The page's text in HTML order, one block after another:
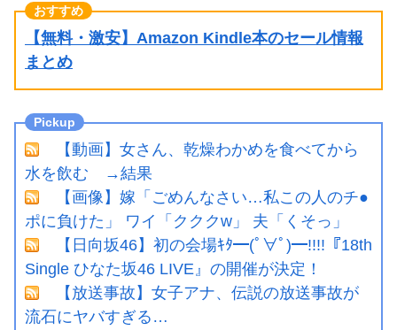
【無料・激安】Amazon Kindle本のセール情報
まとめ
【動画】女さん、乾燥わかめを食べてから
水を飲む →結果
【画像】嫁「ごめんなさい…私この人のチ●
ポに負けた」 ワイ「クククw」 夫「くそっ」
【日向坂46】初の会場ｷﾀ━(ﾟ∀ﾟ)━!!!!『18th
Single ひなた坂46 LIVE』の開催が決定！
【放送事故】女子アナ、伝説の放送事故が
流石にヤバすぎる…